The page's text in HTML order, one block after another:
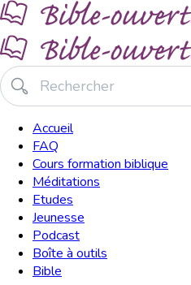
Accueil
FAQ
Cours formation biblique
Méditations
Etudes
Jeunesse
Podcast
Boîte à outils
Bible